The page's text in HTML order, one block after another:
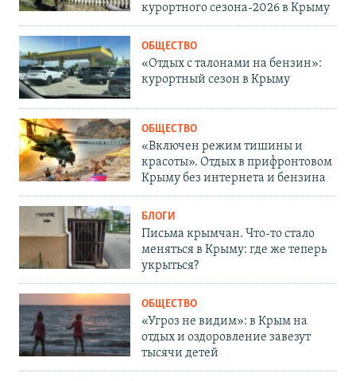
курортного сезона-2026 в Крыму
ОБЩЕСТВО
«Отдых с талонами на бензин»:
курортный сезон в Крыму
ОБЩЕСТВО
«Включен режим тишины и
красоты». Отдых в прифронтовом
Крыму без интернета и бензина
БЛОГИ
Письма крымчан. Что-то стало
меняться в Крыму: где же теперь
укрыться?
ОБЩЕСТВО
«Угроз не видим»: в Крым на
отдых и оздоровление завезут
тысячи детей